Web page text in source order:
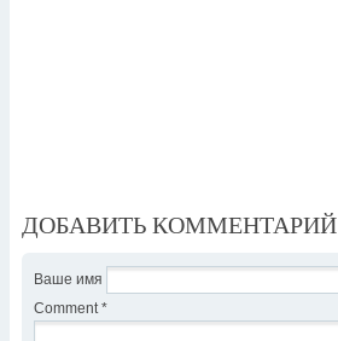
ДОБАВИТЬ КОММЕНТАРИЙ
Ваше имя
Comment *